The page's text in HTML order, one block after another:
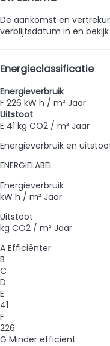
De aankomst en
verblijfsdatum in en
Energieclassificatie
Energieverbruik
F 226 kW h / m² Jaar
Uitstoot
E 41 kg CO2 / m² Jaar
Energieverbruik en
ENERGIELABEL
Energieverbruik
kW h / m² Jaar
Uitstoot
kg CO2 / m² Jaar
A Efficiënter
B
C
D
E
41
F
226
G Minder efficiënt